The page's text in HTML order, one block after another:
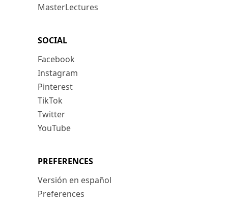
MasterLectures
SOCIAL
Facebook
Instagram
Pinterest
TikTok
Twitter
YouTube
PREFERENCES
Versión en español
Preferences